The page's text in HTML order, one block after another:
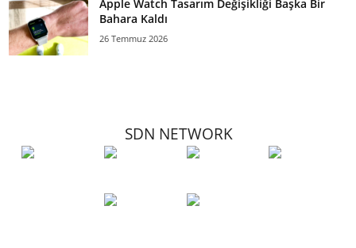
Apple Watch Tasarım Değişikliği Başka Bir
Bahara Kaldı
26 Temmuz 2026
SDN NETWORK